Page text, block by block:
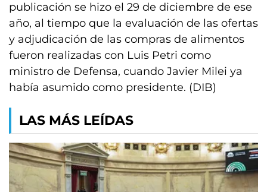
publicación se hizo el 29 de diciembre de ese
año, al tiempo que la evaluación de las ofertas
y adjudicación de las compras de alimentos
fueron realizadas con Luis Petri como
ministro de Defensa, cuando Javier Milei ya
había asumido como presidente. (DIB)
LAS MÁS LEÍDAS